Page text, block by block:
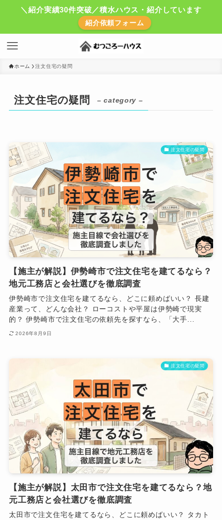
＼紹介実績30件突破／積水ハウス・紹介しています
紹介依頼フォーム
ホーム 注文住宅の疑問
注文住宅の疑問 – category –
注文住宅の疑問
【施主が解説】伊勢崎市で注文住宅を建てるなら？
地元工務店と会社選びを徹底調査
伊勢崎市で注文住宅を建てるなら、どこに頼めばいい？ 長建
産業って、どんな会社？ ローコストや平屋は伊勢崎で現実
的？ 伊勢崎市で注文住宅の依頼先を探すなら、「大手...
2026年8月9日
注文住宅の疑問
【施主が解説】太田市で注文住宅を建てるなら？地
元工務店と会社選びを徹底調査
太田市で注文住宅を建てるなら、どこに頼めばいい？ タカト